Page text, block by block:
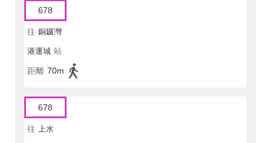
678
往 銅鑼灣
港運城 站
距離 70m
678
往 上水